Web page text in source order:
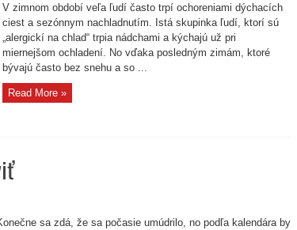
V zimnom období veľa ľudí často trpí ochoreniami dýchacích
ciest a sezónnym nachladnutím. Istá skupinka ľudí, ktorí sú
„alergickí na chlad“ trpia nádchami a kýchajú už pri
miernejšom ochladení. No vďaka posledným zimám, ktoré
bývajú často bez snehu a so ...
Read More »
sa zdá, že sa počasie umúdrilo, no podľa kalendára by